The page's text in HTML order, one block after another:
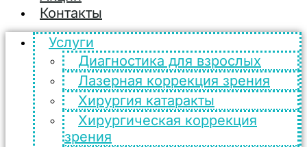
Контакты
Услуги
Диагностика для взрослых
Лазерная коррекция зрения
Хирургия катаракты
Хирургическая коррекция
зрения